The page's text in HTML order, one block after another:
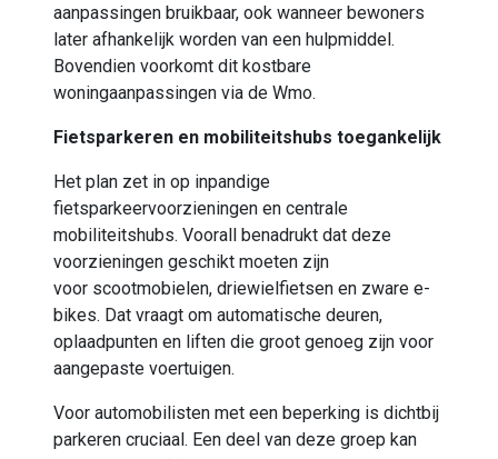
aanpassingen bruikbaar, ook wanneer bewoners
later afhankelijk worden van een hulpmiddel.
Bovendien voorkomt dit kostbare
woningaanpassingen via de Wmo.
Fietsparkeren en mobiliteitshubs toegankelijk
Het plan zet in op inpandige
fietsparkeervoorzieningen en centrale
mobiliteitshubs. Voorall benadrukt dat deze
voorzieningen geschikt moeten zijn
voor scootmobielen, driewielfietsen en zware e-
bikes. Dat vraagt om automatische deuren,
oplaadpunten en liften die groot genoeg zijn voor
aangepaste voertuigen.
Voor automobilisten met een beperking is dichtbij
parkeren cruciaal. Een deel van deze groep kan